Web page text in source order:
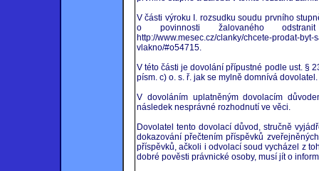
V části výroku I. rozsudku soudu prvního
o povinnosti žalovaného
http://www.mesec.cz/clanky/chcete-prodat-
vlakno/#o54715.
V této části je dovolání přípustné podle ust. §
písm. c) o. s. ř. jak se mylně domnívá dovolatel.
V dovoláním uplatněným dovolacím
následek nesprávné rozhodnutí ve věci.
Dovolatel tento dovolací důvod, stručně
dokazování přečtením příspěvků
příspěvků, ačkoli i odvolací soud vycházel z
dobré pověsti právnické osoby, musí jít o